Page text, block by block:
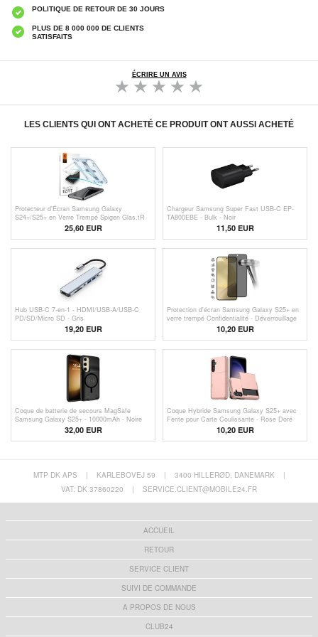
POLITIQUE DE RETOUR DE 30 JOURS
PLUS DE 8 000 000 DE CLIENTS
SATISFAITS
ÉCRIRE UN AVIS
LES CLIENTS QUI ONT ACHETÉ CE PRODUIT ONT AUSSI ACHETÉ
Protecteur d'Écran Samsung Galaxy
S24+/S25+ en Verre Trempé Spigen Glas.tR
25,60 EUR
Chargeur Samsung Super Fast USB-C EP-
TA800EBE - Bulk - Noir
11,50EUR
Hub USB-C 7-en-1 - HDMI/USB-A/USB-C
PD/SD/Micro SD - Gris
19,20 EUR
Protection d'écran Samsung Galaxy S25+ en
verre trempé Confidentialité - Déverrouillage
par empreinte digitale - Bordure noire
10,20 EUR
Coque de batterie de secours MagSafe
Samsung Galaxy S25+ - 10000mAh - Noire
32,00 EUR
Coque Hybride Samsung Galaxy S25+ avec
Fente pour Carte Coulissante - Rose Doré
10,20 EUR
MTP DK APS | KARLEBOVEJ 59 | 3400 HILLERØD, DANEMARK
|
VAT: DK 37860220
| SERVICE.CLIENT@MOBILE24.FR
ACCUEIL
RETOUR
SERVICE CLIENT
SUIVI DE COMMANDE
A PROPOS DE NOUS
CLUB24